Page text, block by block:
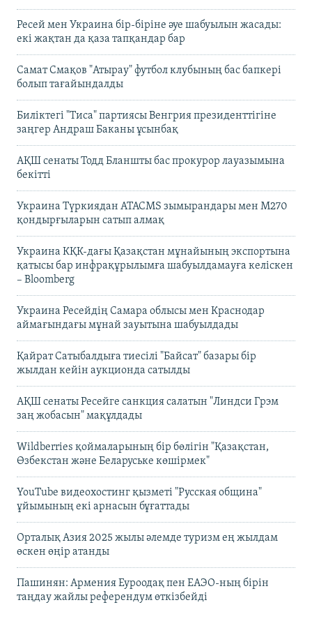
Ресей мен Украина бір-біріне әуе шабуылын жасады:
екі жақтан да қаза тапқандар бар
Самат Смақов "Атырау" футбол клубының бас бапкері
болып тағайындалды
Биліктегі "Тиса" партиясы Венгрия президенттігіне
заңгер Андраш Баканы ұсынбақ
АҚШ сенаты Тодд Бланшты бас прокурор лауазымына
бекітті
Украина Түркиядан ATACMS зымырандары мен M270
қондырғыларын сатып алмақ
Украина КҚК-дағы Қазақстан мұнайының экспортына
қатысы бар инфрақұрылымға шабуылдамауға келіскен
– Bloomberg
Украина Ресейдің Самара облысы мен Краснодар
аймағындағы мұнай зауытына шабуылдады
Қайрат Сатыбалдыға тиесілі "Байсат" базары бір
жылдан кейін аукционда сатылды
АҚШ сенаты Ресейге санкция салатын "Линдси Грэм
заң жобасын" мақұлдады
Wildberries қоймаларының бір бөлігін "Қазақстан,
Өзбекстан және Беларуське көшірмек"
YouTube видеохостинг қызметі "Русская община"
ұйымының екі арнасын бұғаттады
Орталық Азия 2025 жылы әлемде туризм ең жылдам
өскен өңір атанды
Пашинян: Армения Еуроодақ пен ЕАЭО-ның бірін
таңдау жайлы референдум өткізбейді